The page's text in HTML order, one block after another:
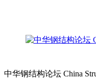
中华钢结构论坛 China